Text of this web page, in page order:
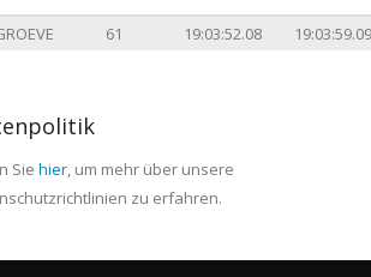
61 19:03:52.08 19:03:59.09
Sie hier, um mehr über unsere
zu erfahren.